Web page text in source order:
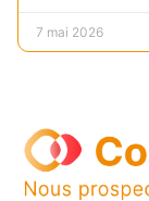
7 mai 2026